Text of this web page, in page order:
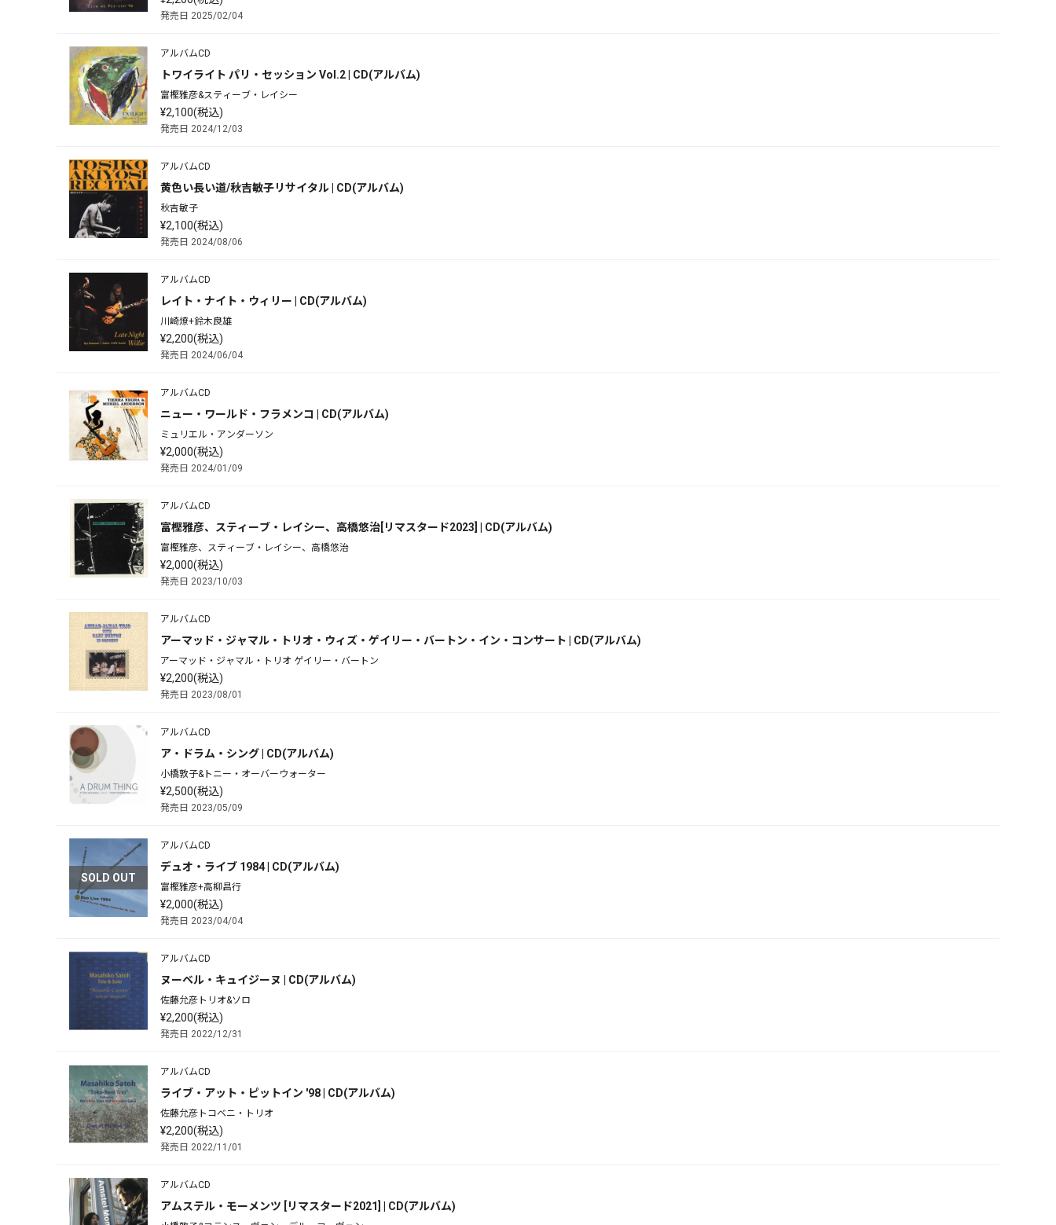
発売日 2025/02/04
アルバムCD
トワイライト パリ・セッション Vol.2 | CD(アルバム)
富樫雅彦&スティーブ・レイシー
¥2,100(税込)
発売日 2024/12/03
アルバムCD
黄色い長い道/秋吉敏子リサイタル | CD(アルバム)
秋吉敏子
¥2,100(税込)
発売日 2024/08/06
アルバムCD
レイト・ナイト・ウィリー | CD(アルバム)
川崎燎+鈴木良雄
¥2,200(税込)
発売日 2024/06/04
アルバムCD
ニュー・ワールド・フラメンコ | CD(アルバム)
ミュリエル・アンダーソン
¥2,000(税込)
発売日 2024/01/09
アルバムCD
富樫雅彦、スティーブ・レイシー、高橋悠治[リマスタード2023] | CD(アルバム)
富樫雅彦、スティーブ・レイシー、高橋悠治
¥2,000(税込)
発売日 2023/10/03
アルバムCD
アーマッド・ジャマル・トリオ・ウィズ・ゲイリー・バートン・イン・コンサート | CD(アルバム)
アーマッド・ジャマル・トリオ ゲイリー・バートン
¥2,200(税込)
発売日 2023/08/01
アルバムCD
ア・ドラム・シング | CD(アルバム)
小橋敦子&トニー・オーバーウォーター
¥2,500(税込)
発売日 2023/05/09
SOLD OUT
アルバムCD
デュオ・ライブ 1984 | CD(アルバム)
富樫雅彦+高柳昌行
¥2,000(税込)
発売日 2023/04/04
アルバムCD
ヌーベル・キュイジーヌ | CD(アルバム)
佐藤允彦トリオ&ソロ
¥2,200(税込)
発売日 2022/12/31
アルバムCD
ライブ・アット・ピットイン '98 | CD(アルバム)
佐藤允彦トコベニ・トリオ
¥2,200(税込)
発売日 2022/11/01
アルバムCD
アムステル・モーメンツ [リマスタード2021] | CD(アルバム)